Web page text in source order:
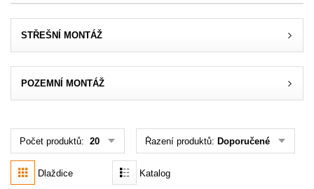
MENU
KONTAKTY
Menu
Přihlášení
STŘEŠNÍ MONTÁŽ
POZEMNÍ MONTÁŽ
Počet produktů: 20 Řazení produktů: Doporučené
Dlaždice Katalog